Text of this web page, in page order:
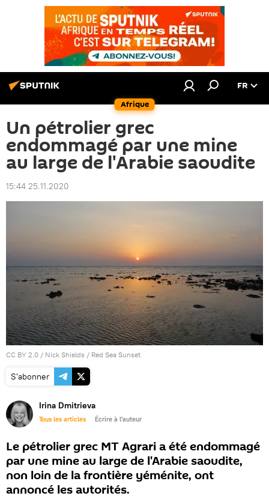
Afrique
FR
Un pétrolier grec
endommagé par une mine
au large de l'Arabie saoudite
15:44 25.11.2020
CC BY 2.0 / Nick Shields / Red Sea Sunset
S'abonner
Irina Dmitrieva
Tous les articles Écrire à l'auteur
Le pétrolier grec MT Agrari a été endommagé
par une mine au large de l'Arabie saoudite,
non loin de la frontière yéménite, ont
annoncé les autorités.